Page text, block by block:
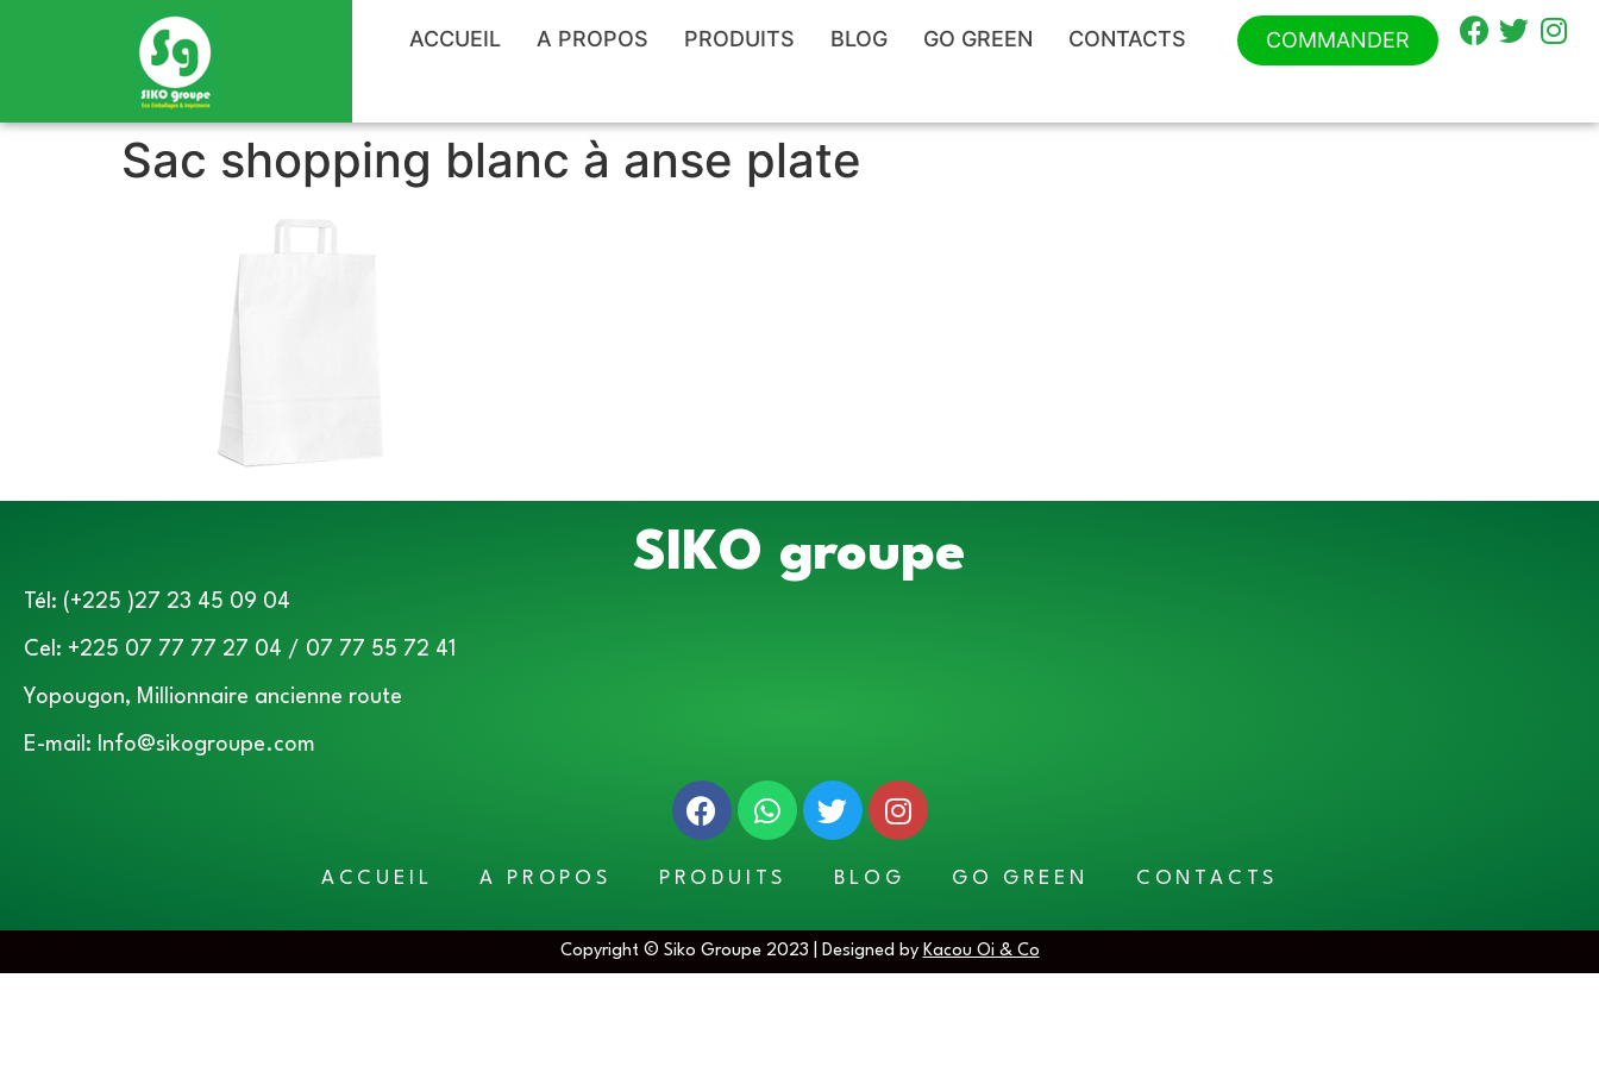
ACCUEIL A PROPOS PRODUITS BLOG GO GREEN CONTACTS COMMANDER
Sac shopping blanc à anse plate
SIKO groupe
Tél: (+225 )27 23 45 09 04
Cel: +225 07 77 77 27 04 / 07 77 55 72 41
Yopougon, Millionnaire ancienne route
E-mail: Info@sikogroupe.com
ACCUEIL A PROPOS PRODUITS BLOG GO GREEN CONTACTS
Copyright © Siko Groupe 2023 | Designed by Kacou Oi & Co